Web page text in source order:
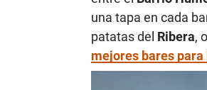
una tapa en cada
patatas del Ribera,
mejores bares